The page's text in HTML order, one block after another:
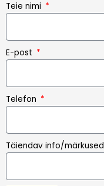
Teie nimi
E-post
Telefon
Täiendav info/märkused